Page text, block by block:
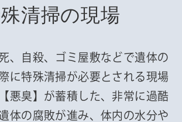
清掃の現場
、自殺、ゴミ屋敷などで遺体の
に特殊清掃が必要とされる現場
悪臭】が蓄積した、非常に過酷
体の腐敗が進み、体内の水分や